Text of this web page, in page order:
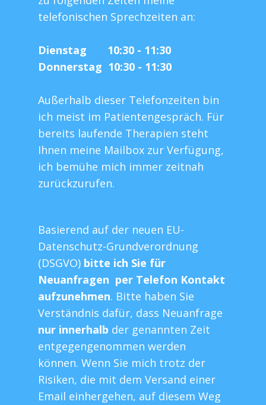
telefonischen Sprechzeiten an:
Dienstag 10:30 - 11:30
Donnerstag 10:30 - 11:30
Außerhalb dieser Telefonzeiten bin
ich meist im Patientengespräch. Für
bereits laufende Therapien steht
Ihnen meine Mailbox zur Verfügung,
ich bemühe mich immer zeitnah
zurückzurufen.
Basierend auf der neuen EU-
Datenschutz-Grundverordnung
(DSGVO) bitte ich Sie für
Neuanfragen per Telefon Kontakt
aufzunehmen. Bitte haben Sie
Verständnis dafür, dass Neuanfrage
nur innerhalb der genannten Zeit
entgegengenommen werden
können. Wenn Sie mich trotz der
Risiken, die mit dem Versand einer
Email einhergehen, auf diesem Weg